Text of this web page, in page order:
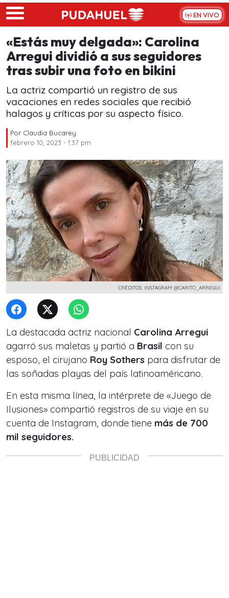
Skip to main content
EN VIVO
«Estás muy delgada»: Carolina
Arregui dividió a sus seguidores
tras subir una foto en bikini
La actriz compartió un registro de sus
vacaciones en redes sociales que recibió
halagos y críticas por su aspecto físico.
Por Claudia Bucarey
febrero 10, 2023 - 1:37 pm
CRÉDITOS: INSTAGRAM @CARITO_ARREGUI
La destacada actriz nacional Carolina Arregui
agarró sus maletas y partió a Brasil con su
esposo, el cirujano Roy Sothers para disfrutar de
las soñadas playas del país latinoaméricano.
En esta misma línea, la intérprete de «Juego de
Ilusiones» compartió registros de su viaje en su
cuenta de Instagram, donde tiene más de 700
mil seguidores.